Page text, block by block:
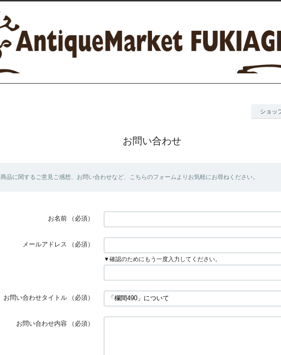
ショッ
お問い合わせ
商品に関するご意見ご感想、お問い合わせなど、こちらのフォームよりお気軽にお尋ねください。
お名前 （必須）
メールアドレス （必須）
▼確認のためにもう一度入力してください。
お問い合わせタイトル （必須）
お問い合わせ内容 （必須）